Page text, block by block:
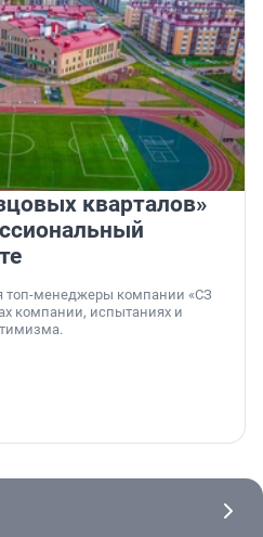
кварталов»
топ-менеджеры компании «СЗ
компании, испытаниях и